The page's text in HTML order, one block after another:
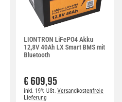
LIONTRON LiFePO4 Akku
12,8V 40Ah LX Smart BMS mit
Bluetooth
€ 609,95
inkl. 19% USt. Versandkostenfreie
Lieferung